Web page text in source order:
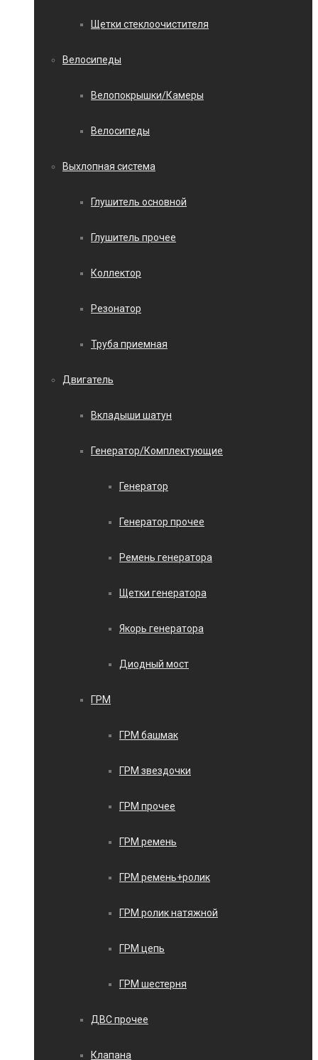
Щетки стеклоочистителя
Велосипеды
Велопокрышки/Камеры
Велосипеды
Выхлопная система
Глушитель основной
Глушитель прочее
Коллектор
Резонатор
Труба приемная
Двигатель
Вкладыши шатун
Генератор/Комплектующие
Генератор
Генератор прочее
Ремень генератора
Щетки генератора
Якорь генератора
Диодный мост
ГРМ
ГРМ башмак
ГРМ звездочки
ГРМ прочее
ГРМ ремень
ГРМ ремень+ролик
ГРМ ролик натяжной
ГРМ цепь
ГРМ шестерня
ДВС прочее
Клапана